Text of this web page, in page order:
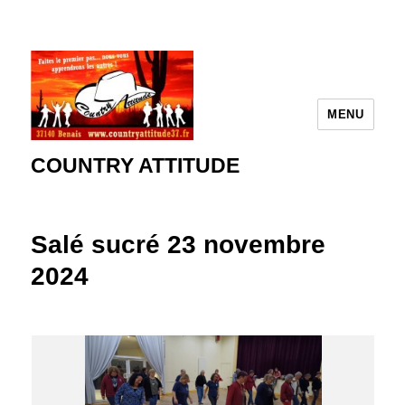
COUNTRY ATTITUDE
MENU
Salé sucré 23 novembre
2024